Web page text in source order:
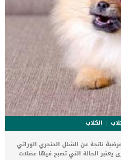
الكلاب
ناتجة عن الشلل الحنجري الوراثي
يعتبر الحالة التي تصبح فيها عضلات